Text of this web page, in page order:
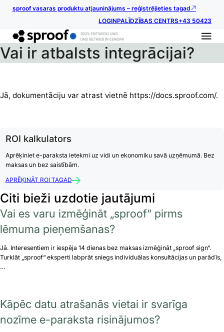
sproof vasaras produktu atjauninājums – reģistrējieties tagad
LOGINPALĪDZĪBAS CENTRS+43 50423
Vai ir atbalsts integrācijai?
Jā, dokumentāciju var atrast vietnē https://docs.sproof.com/.
ROI kalkulators
Aprēķiniet e-paraksta ietekmi uz vidi un ekonomiku savā uzņēmumā. Bez
maksas un bez saistībām.
APRĒĶINĀT ROI TAGAD
Citi bieži uzdotie jautājumi
Vai es varu izmēģināt „sproof“ pirms
lēmuma pieņemšanas?
Jā. Interesentiem ir iespēja 14 dienas bez maksas izmēģināt „sproof sign“.
Turklāt „sproof“ eksperti labprāt sniegs individuālas konsultācijas un parādīs,
…
Kāpēc datu atrašanās vietai ir svarīga
nozīme e-paraksta risinājumos?